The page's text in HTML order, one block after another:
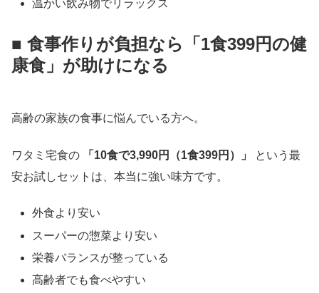
温かい飲み物でリラックス
■ 食事作りが負担なら「1食399円の健
康食」が助けになる
高齢の家族の食事に悩んでいる方へ。
ワタミ宅食の 「10食で3,990円（1食399円）」
という最
安お試しセットは、本当に強い味方です。
外食より安い
スーパーの惣菜より安い
栄養バランスが整っている
高齢者でも食べやすい